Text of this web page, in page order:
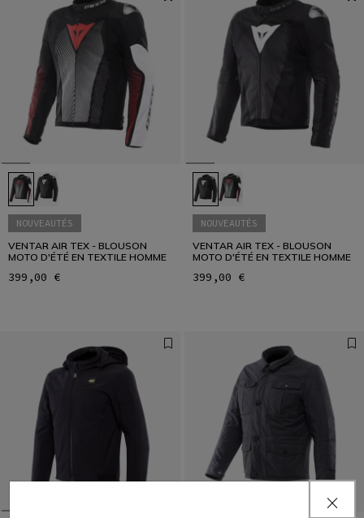
NOUVEAUTÉS
VENTAR AIR TEX - BLOUSON
MOTO D'ÉTÉ EN TEXTILE HOMME
399,00 €
NOUVEAUTÉS
VENTAR AIR TEX - BLOUSON
MOTO D'ÉTÉ EN TEXTILE HOMME
399,00 €